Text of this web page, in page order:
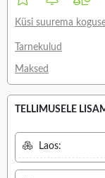
Küsi suurema
Tarnekulud
Maksed
TELLIMUSELE
Laos: